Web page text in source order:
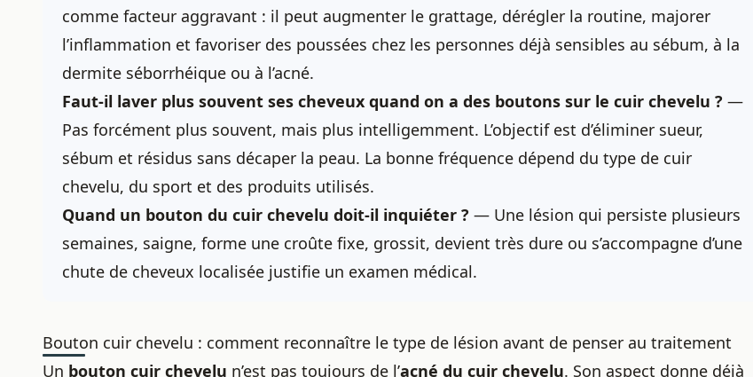
comme facteur aggravant : il peut augmenter le grattage, dérégler la routine, majorer
l’inflammation et favoriser des poussées chez les personnes déjà sensibles au sébum, à la
dermite séborrhéique ou à l’acné.
Faut-il laver plus souvent ses cheveux quand on a des boutons sur le cuir chevelu ? —
Pas forcément plus souvent, mais plus intelligemment. L’objectif est d’éliminer sueur,
sébum et résidus sans décaper la peau. La bonne fréquence dépend du type de cuir
chevelu, du sport et des produits utilisés.
Quand un bouton du cuir chevelu doit-il inquiéter ? — Une lésion qui persiste plusieurs
semaines, saigne, forme une croûte fixe, grossit, devient très dure ou s’accompagne d’une
chute de cheveux localisée justifie un examen médical.
Bouton cuir chevelu : comment reconnaître le type de lésion avant de penser au traitement
Un bouton cuir chevelu n’est pas toujours de l’acné du cuir chevelu. Son aspect donne déjà